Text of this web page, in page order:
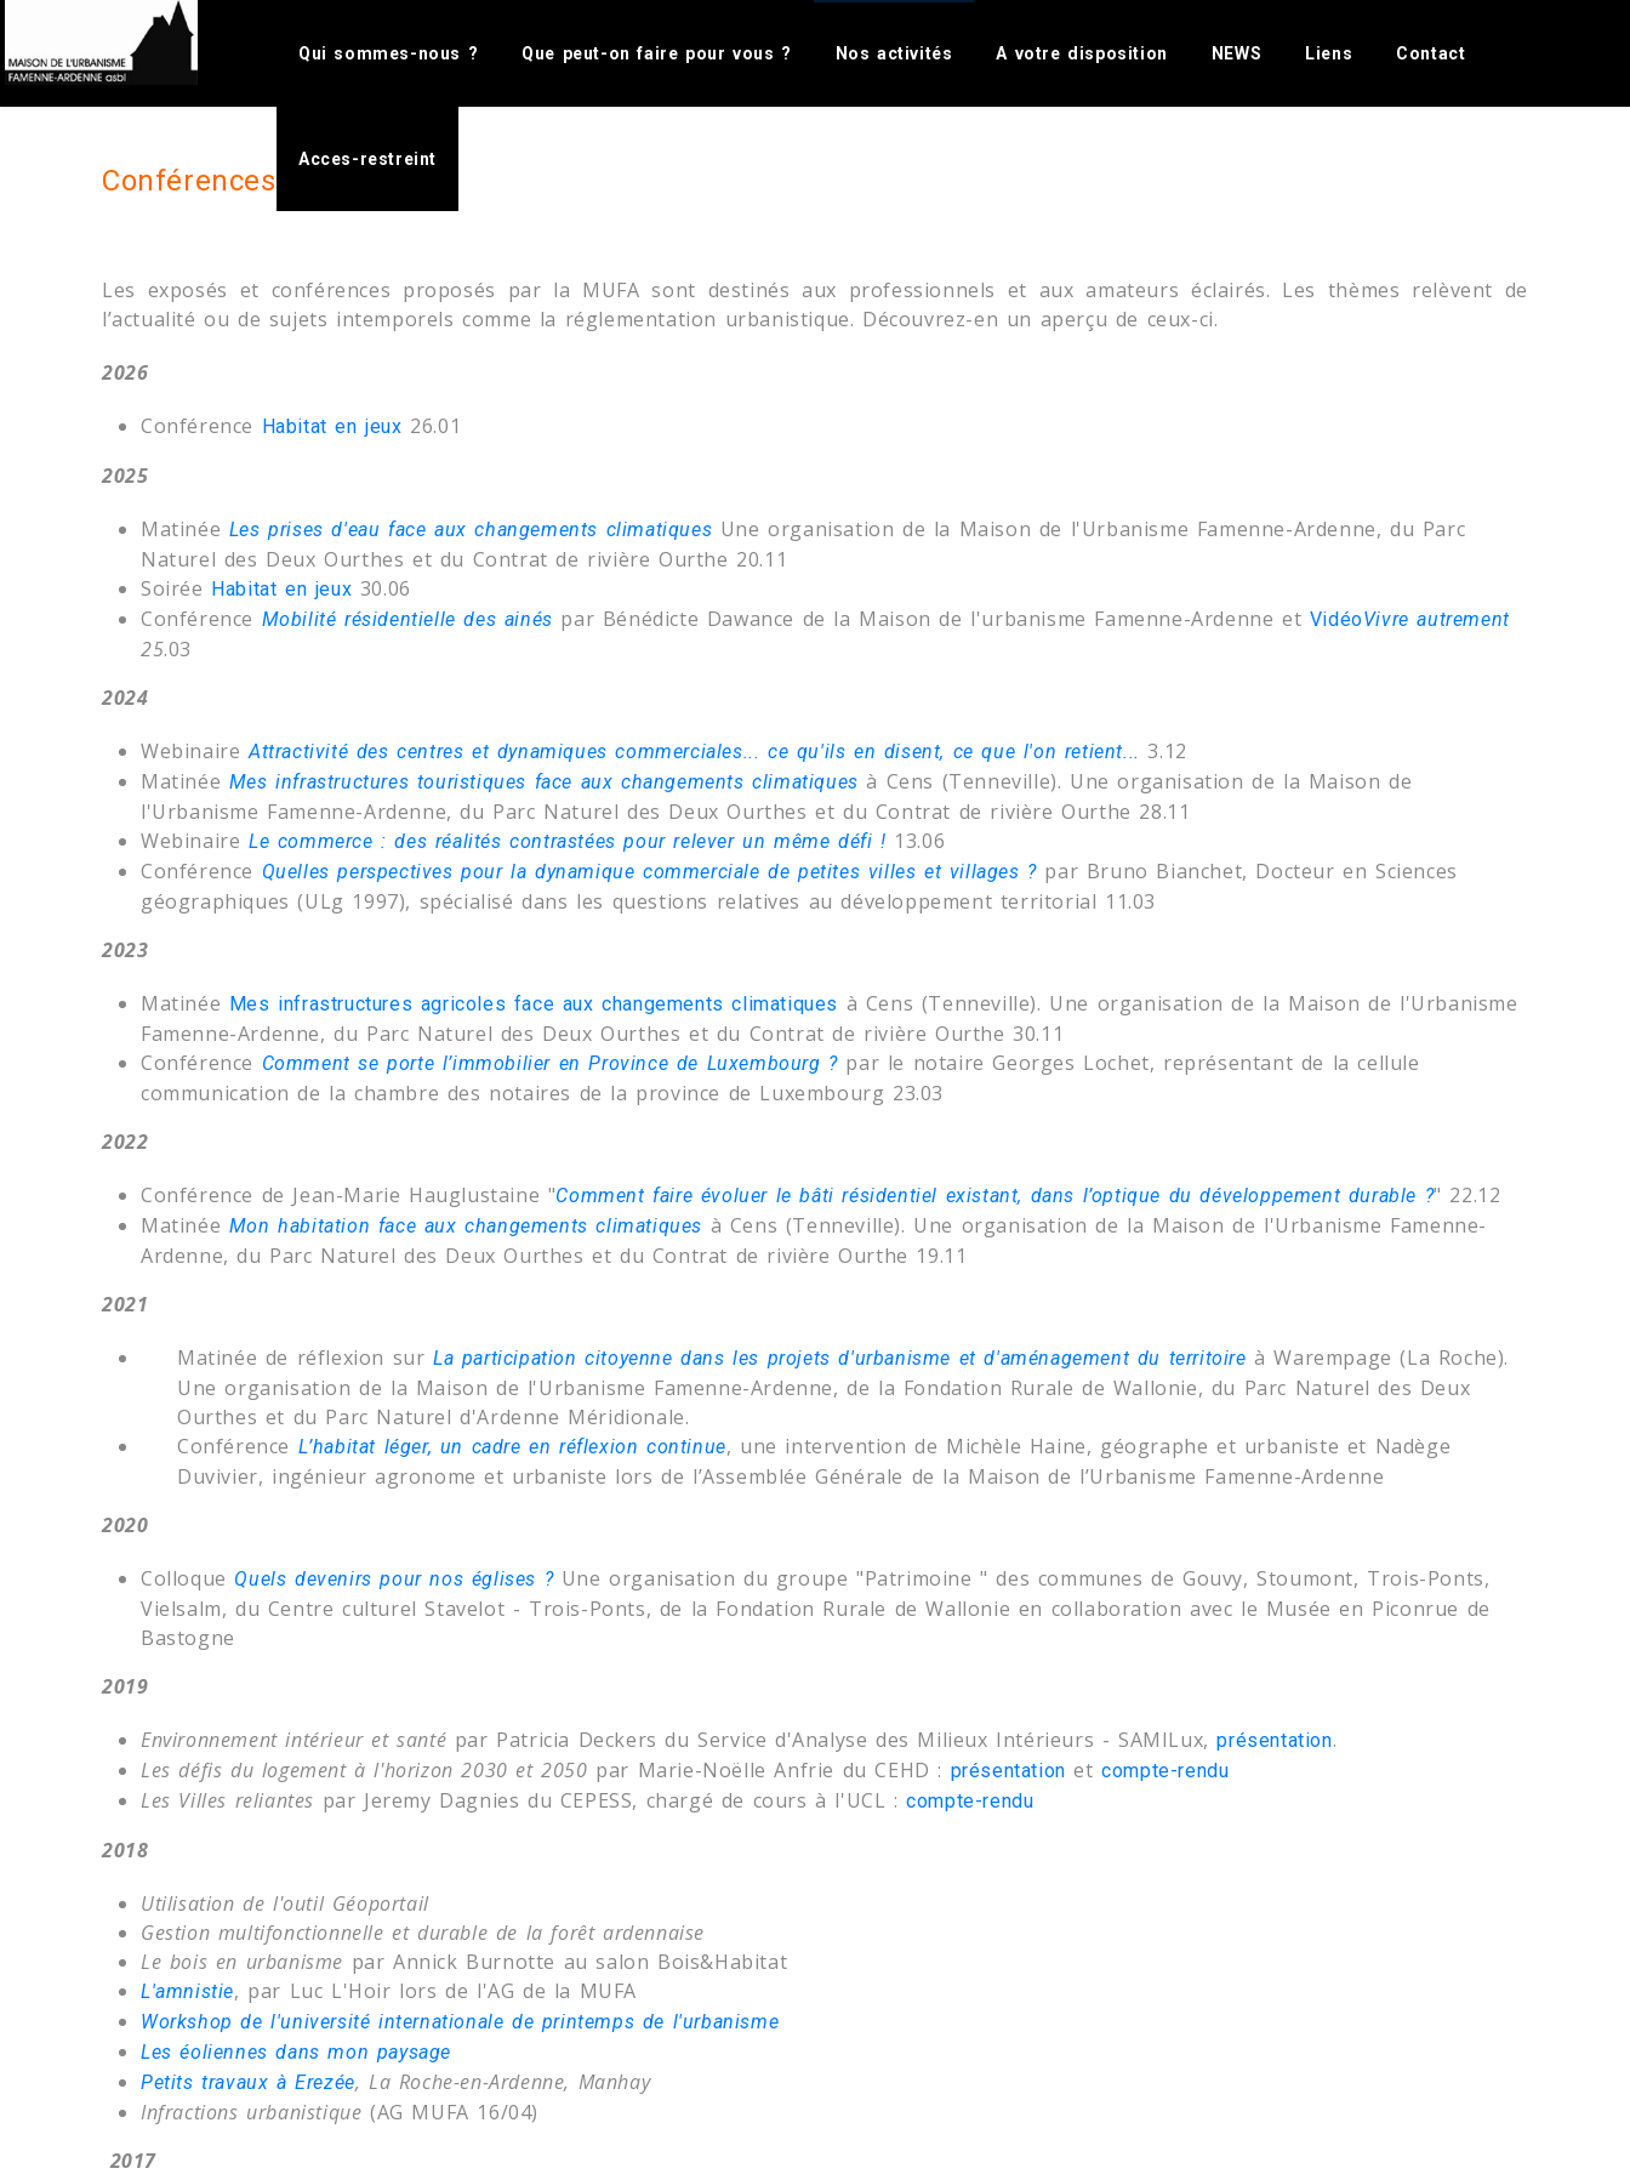
Qui sommes-nous ? Que peut-on faire pour vous ? Nos activités A votre disposition NEWS Liens Contact
Acces-restreint
Conférences
Les exposés et conférences proposés par la MUFA sont destinés aux professionnels et aux amateurs éclairés. Les thèmes relèvent de
l’actualité ou de sujets intemporels comme la réglementation urbanistique. Découvrez-en un aperçu de ceux-ci.
2026
Conférence Habitat en jeux 26.01
2025
Matinée Les prises d'eau face aux changements climatiques Une organisation de la Maison de l'Urbanisme Famenne-Ardenne, du Parc
Naturel des Deux Ourthes et du Contrat de rivière Ourthe 20.11
Soirée Habitat en jeux 30.06
Conférence Mobilité résidentielle des ainés par Bénédicte Dawance de la Maison de l'urbanisme Famenne-Ardenne et VidéoVivre autrement
25.03
2024
WebinaireAttractivité des centres et dynamiques commerciales... ce qu'ils en disent, ce que l'on retient... 3.12
Matinée Mes infrastructures touristiques face aux changements climatiques à Cens (Tenneville). Une organisation de la Maison de
l'Urbanisme Famenne-Ardenne, du Parc Naturel des Deux Ourthes et du Contrat de rivière Ourthe 28.11
Webinaire Le commerce : des réalités contrastées pour relever un même défi ! 13.06
Conférence Quelles perspectives pour la dynamique commerciale de petites villes et villages ?par Bruno Bianchet, Docteur en Sciences
géographiques (ULg 1997), spécialisé dans les questions relatives au développement territorial 11.03
2023
Matinée Mes infrastructures agricoles face aux changements climatiques à Cens (Tenneville). Une organisation de la Maison de l'Urbanisme
Famenne-Ardenne, du Parc Naturel des Deux Ourthes et du Contrat de rivière Ourthe 30.11
Conférence Comment se porte l’immobilier en Province de Luxembourg ?par le notaire Georges Lochet, représentant de la cellule
communication de la chambre des notaires de la province de Luxembourg 23.03
2022
Conférence de Jean-Marie Hauglustaine "Comment faire évoluer le bâti résidentiel existant, dans l’optique du développement durable ?" 22.12
Matinée Mon habitation face aux changements climatiques à Cens (Tenneville). Une organisation de la Maison de l'Urbanisme Famenne-
Ardenne, du Parc Naturel des Deux Ourthes et du Contrat de rivière Ourthe 19.11
2021
Matinée de réflexion sur La participation citoyenne dans les projets d'urbanisme et d'aménagement du territoire à Warempage (La Roche).
Une organisation de la Maison de l'Urbanisme Famenne-Ardenne, de la Fondation Rurale de Wallonie, du Parc Naturel des Deux
Ourthes et du Parc Naturel d'Ardenne Méridionale.
Conférence L’habitat léger, un cadre en réflexion continue, une intervention de Michèle Haine, géographe et urbaniste et Nadège
Duvivier, ingénieur agronome et urbaniste lors de l’Assemblée Générale de la Maison de l’Urbanisme Famenne-Ardenne
2020
Colloque Quels devenirs pour nos églises ?Une organisation du groupe "Patrimoine " des communes de Gouvy, Stoumont, Trois-Ponts,
Vielsalm, du Centre culturel Stavelot - Trois-Ponts, de la Fondation Rurale de Wallonie en collaboration avec le Musée en Piconrue de
Bastogne
2019
Environnement intérieur et santé par Patricia Deckers du Service d'Analyse des Milieux Intérieurs - SAMILux,présentation.
Les défis du logement à l'horizon 2030 et 2050 par Marie-Noëlle Anfrie du CEHD : présentation etcompte-rendu
Les Villes reliantes par Jeremy Dagnies du CEPESS, chargé de cours à l'UCL :compte-rendu
2018
Utilisation de l'outil Géoportail
Gestion multifonctionnelle et durable de la forêt ardennaise
Le bois en urbanisme par Annick Burnotte au salon Bois&Habitat
L'amnistie, par Luc L'Hoir lors de l'AG de la MUFA
Workshop de l'université internationale de printemps de l'urbanisme
Les éoliennes dans mon paysage
Petits travaux à Erezée, La Roche-en-Ardenne, Manhay
Infractions urbanistique (AG MUFA 16/04)
2017